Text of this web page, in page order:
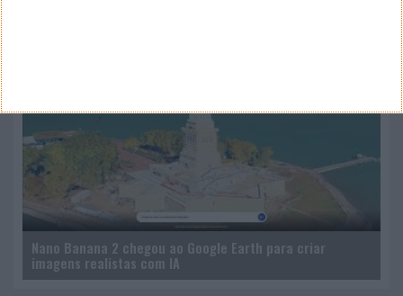
Nano Banana 2 chegou ao Google Earth para criar
imagens realistas com IA